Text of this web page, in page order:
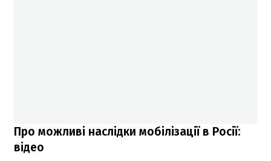
Про можливі наслідки мобілізації в Росії:
відео